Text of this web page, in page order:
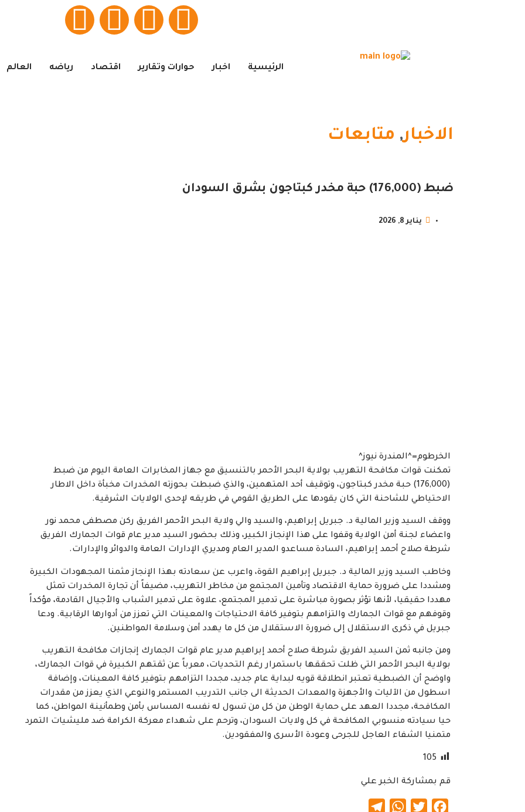
الرئيسية اخبار حوارات وتقارير اقتصاد رياضه العالم
الاخبار, متابعات
ضبط (176,000) حبة مخدر كبتاجون بشرق السودان
يناير 8, 2026
الخرطوم=^المندرة نيوز^
تمكنت قوات مكافحة التهريب بولاية البحر الأحمر بالتنسيق مع جهاز المخابرات العامة اليوم من ضبط
(176,000) حبة مخدر كبتاجون، وتوقيف أحد المتهمين، والذي ضبطت بحوزته المخدرات مخبأة داخل الاطار
الاحتياطي للشاحنة التي كان يقودها على الطريق القومي في طريقه لإحدى الولايات الشرقية.
ووقف السيد وزير المالية د. جبريل إبراهيم، والسيد والي ولاية البحر الأحمر الفريق ركن مصطفى محمد نور
واعضاء لجنة أمن الولاية وقفوا على هذا الإنجاز الكبير، وذلك بحضور السيد مدير عام قوات الجمارك الفريق
شرطة صلاح أحمد إبراهيم، السادة مساعدو المدير العام ومديري الإدارات العامة والدوائر والإدارات.
وخاطب السيد وزير المالية د. جبريل إبراهيم القوة، واعرب عن سعادته بهذا الإنجاز مثمنا المجهودات الكبيرة
ومشددا على ضرورة حماية الاقتصاد وتأمين المجتمع من مخاطر التهريب، مضيفاً أن تجارة المخدرات تمثل
مهددا حقيقيا، لأنها تؤثر بصورة مباشرة على تدمير المجتمع، علاوة على تدمير الشباب والأجيال القادمة، مؤكداً
وقوفهم مع قوات الجمارك والتزامهم بتوفير كافة الاحتياجات والمعينات التي تعزز من أدوارها الرقابية. ودعا
جبريل في ذكرى الاستقلال إلى ضرورة الاستقلال من كل ما يهدد أمن وسلامة المواطنين.
ومن جانبه ثمن السيد الفريق شرطة صلاح أحمد إبراهيم مدير عام قوات الجمارك إنجازات مكافحة التهريب
بولاية البحر الأحمر التي ظلت تحققها باستمرار رغم التحديات، معرباً عن ثقتهم الكبيرة في قوات الجمارك،
واوضح أن الضبطية تعتبر انطلاقة قويه لبداية عام جديد، مجددا التزامهم بتوفير كافة المعينات، وإضافة
اسطول من الآليات والأجهزة والمعدات الحديثة الى جانب التدريب المستمر والنوعي الذي يعزز من مقدرات
المكافحة، مجددا العهد على حماية الوطن من كل من تسول له نفسه المساس بأمن وطمأنينة المواطن، كما
حيا سيادته منسوبي المكافحة في كل ولايات السودان، وترحم على شهداء معركة الكرامة ضد مليشيات التمرد
متمنيا الشفاء العاجل للجرحى وعودة الأسرى والمفقودين.
105
قم بمشاركة الخبر علي
Facebook
Twitter
WhatsApp